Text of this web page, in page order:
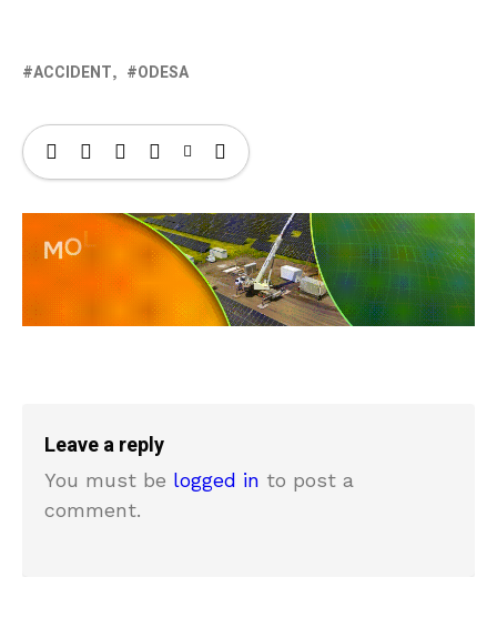
ACCIDENT ODESA
Leave a reply
You must be logged in to post a
comment.